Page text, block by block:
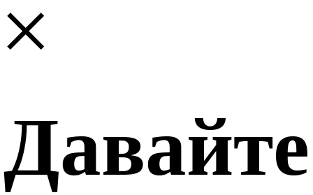
×
Давайте